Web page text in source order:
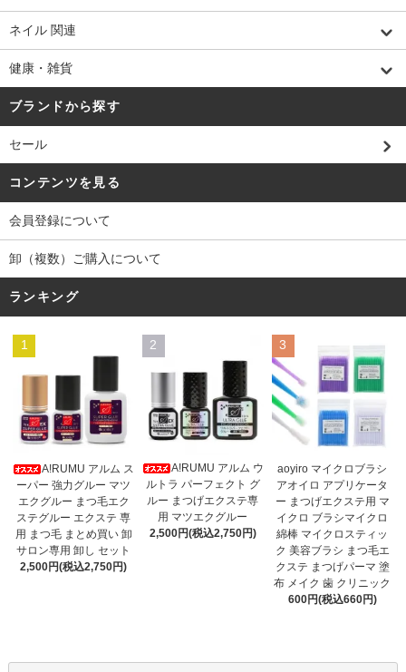
ネイル 関連
健康・雑貨
ブランドから探す
セール
コンテンツを見る
会員登録について
卸（複数）ご購入について
ランキング
1
A!RUMU アルム ス
ーパー 強力グルー マツ
エクグルー まつ毛エク
ステグルー エクステ 専
用 まつ毛 まとめ買い 卸
サロン専用 卸し セット
2,500円(税込2,750円)
2
A!RUMU アルム ウ
ルトラ パーフェクト グ
ルー まつげエクステ専
用 マツエクグルー
2,500円(税込2,750円)
3
aoyiro マイクロブラシ
アオイロ アプリケータ
ー まつげエクステ用 マ
イクロ ブラシマイクロ
綿棒 マイクロスティッ
ク 美容ブラシ まつ毛エ
クステ まつげパーマ 塗
布 メイク 歯 クリニック
600円(税込660円)